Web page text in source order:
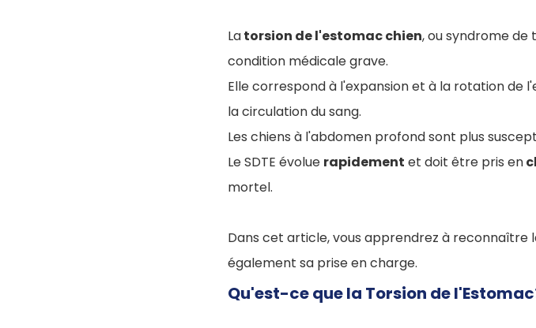
Latorsion de l'estomac chien, ou syndrome
condition médicale grave.
Elle correspond à l'expansion et à la rotation de
la circulation du sang.
Les chiens à l'abdomen profond sont plus
Le SDTE évolue rapidement et doit être pris en
mortel.
Dans cet article, vous apprendrez à reconnaître
également sa prise en charge.
Qu'est-ce que la Torsion de